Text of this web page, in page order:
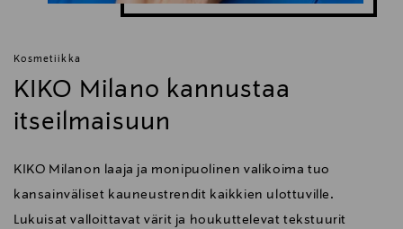
Kosmetiikka
KIKO Milano kannustaa
itseilmaisuun
KIKO Milanon laaja ja monipuolinen valikoima tuo
kansainväliset kauneustrendit kaikkien ulottuville.
Lukuisat valloittavat värit ja houkuttelevat tekstuurit